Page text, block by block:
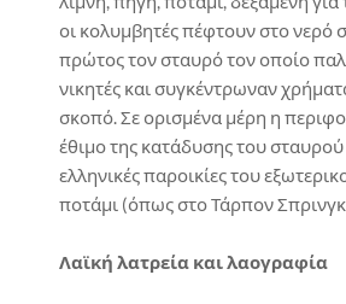
οι κολυμβητές πέφτουν στο νερό
πρώτος τον σταυρό τον οποίο
νικητές και συγκέντρωναν
σκοπό. Σε ορισμένα μέρη η
έθιμο της κατάδυσης του σταυρού
ελληνικές παροικίες του
ποτάμι (όπως στο Τάρπον
Λαϊκή λατρεία και λαογραφία